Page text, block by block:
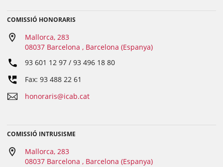
COMISSIÓ HONORARIS
Mallorca, 283
08037 Barcelona , Barcelona (Espanya)
93 601 12 97 / 93 496 18 80
Fax: 93 488 22 61
honoraris@icab.cat
COMISSIÓ INTRUSISME
Mallorca, 283
08037 Barcelona , Barcelona (Espanya)